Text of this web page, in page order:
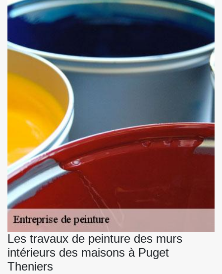
Les travaux de peinture des murs
intérieurs des maisons à Puget
Theniers